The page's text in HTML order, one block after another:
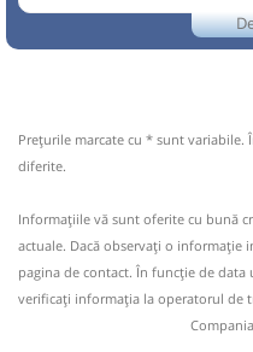
Trans Olteanu Tour
Nu a circulat?
Pune poze din
Prețurile marcate cu * sunt
diferite.
Informaţiile vă sunt oferite cu bună
actuale. Dacă observați o informaţie
pagina de contact. În funcție de data
verificaţi informaţia la operatorul de